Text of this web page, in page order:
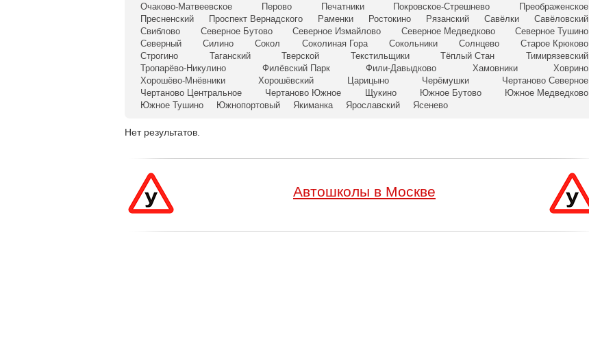
Очаково-Матвеевское
Перово Печатники Покровское-Стрешнево
Преображенское
Пресненский
Проспект Вернадского Раменки Ростокино Рязанский Савёлки
Савёловский
Свиблово
Северное Бутово Северное Измайлово Северное Медведково
Северное Тушино
Северный
Силино Сокол Соколиная Гора Сокольники Солнцево
Старое Крюково
Строгино
Таганский Тверской Текстильщики Тёплый Стан
Тимирязевский
Тропарёво-Никулино
Филёвский Парк Фили-Давыдково Хамовники
Ховрино
Хорошёво-Мнёвники
Хорошёвский Царицыно Черёмушки
Чертаново Северное
Чертаново Центральное
Чертаново Южное Щукино Южное Бутово
Южное Медведково
Южное Тушино
Южнопортовый Якиманка Ярославский Ясенево
Нет результатов.
Автошколы в Москве